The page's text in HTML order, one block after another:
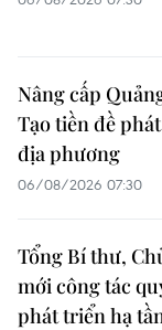
Nâng cấp
Tạo tiền đề
địa phương
06/08/2026 07:30
Tổng Bí thư,
mới công tác
phát triển hạ